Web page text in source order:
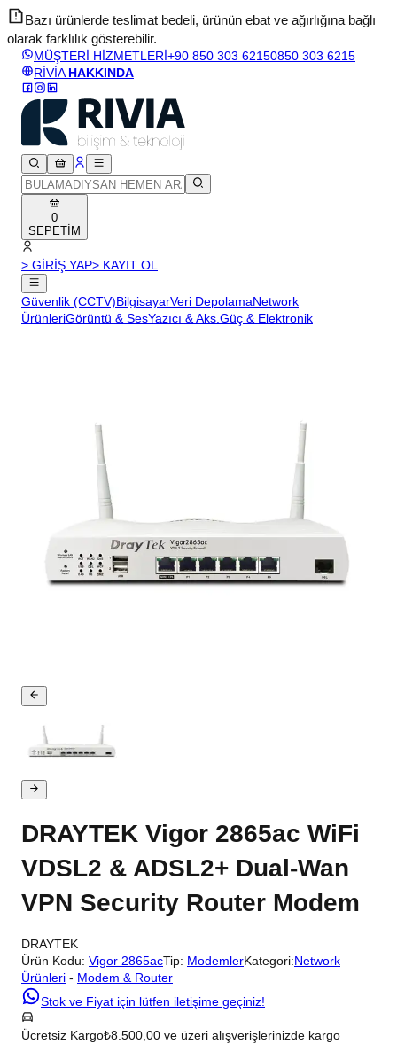
Bazı ürünlerde teslimat bedeli, ürünün ebat ve ağırlığına bağlı
olarak farklılık gösterebilir.
MÜŞTERİ HİZMETLERİ+90 850 303 62150850 303 6215
RİVİA HAKKINDA
0
SEPETİM
> GİRİŞ YAP> KAYIT OL
Güvenlik (CCTV)BilgisayarVeri DepolamaNetwork
ÜrünleriGörüntü & SesYazıcı & Aks.Güç & Elektronik
DRAYTEK Vigor 2865ac WiFi
VDSL2 & ADSL2+ Dual-Wan
VPN Security Router Modem
DRAYTEK
Ürün Kodu: Vigor 2865acTip: ModemlerKategori:Network
Ürünleri - Modem & Router
Stok ve Fiyat için lütfen iletişime geçiniz!
Ücretsiz Kargo₺8.500,00 ve üzeri alışverişlerinizde kargo